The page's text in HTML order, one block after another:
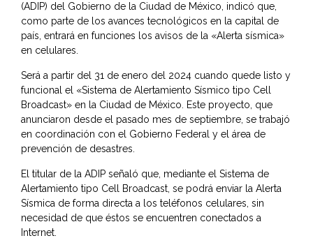
(ADIP) del Gobierno de la Ciudad de México, indicó que,
como parte de los avances tecnológicos en la capital de
país, entrará en funciones los avisos de la «Alerta sísmica»
en celulares.
Será a partir del 31 de enero del 2024 cuando quede listo y
funcional el «Sistema de Alertamiento Sísmico tipo Cell
Broadcast» en la Ciudad de México. Este proyecto, que
anunciaron desde el pasado mes de septiembre, se trabajó
en coordinación con el Gobierno Federal y el área de
prevención de desastres.
El titular de la ADIP señaló que, mediante el Sistema de
Alertamiento tipo Cell Broadcast, se podrá enviar la Alerta
Sísmica de forma directa a los teléfonos celulares, sin
necesidad de que éstos se encuentren conectados a
Internet.